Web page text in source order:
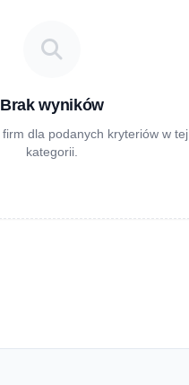
Brak wyników
dla podanych kryteriów w tej
kategorii.